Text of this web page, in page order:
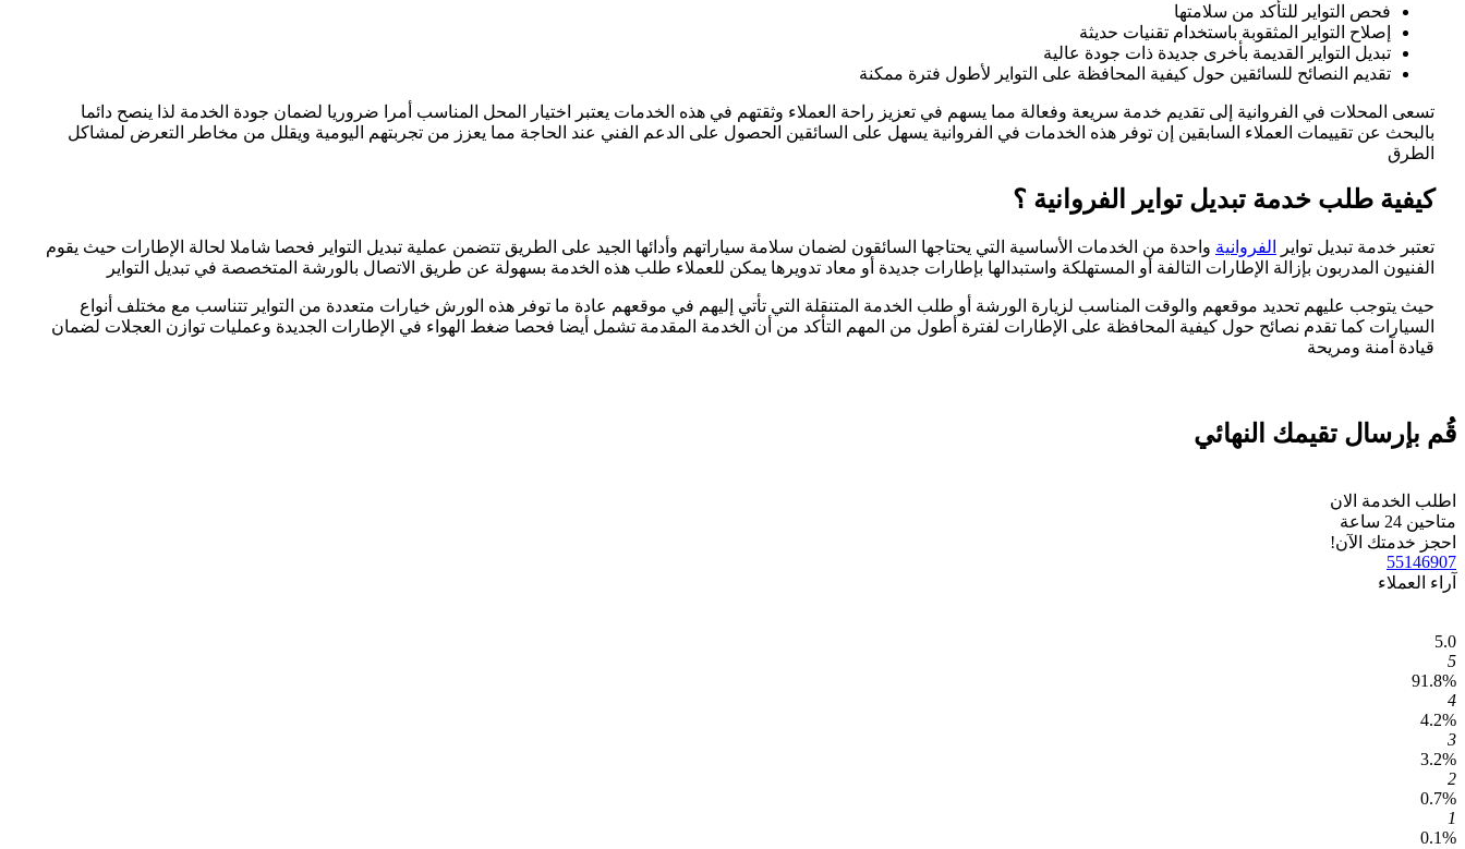
فحص التواير للتأكد من سلامتها
إصلاح التواير المثقوبة باستخدام تقنيات حديثة
تبديل التواير القديمة بأخرى جديدة ذات جودة عالية
تقديم النصائح للسائقين حول كيفية المحافظة على التواير لأطول فترة ممكنة
تسعى المحلات في الفروانية إلى تقديم خدمة سريعة وفعالة مما يسهم في تعزيز راحة العملاء وثقتهم في هذه الخدمات يعتبر اختيار المحل المناسب أمرا ضروريا لضمان جودة الخدمة لذا ينصح دائما
بالبحث عن تقييمات العملاء السابقين إن توفر هذه الخدمات في الفروانية يسهل على السائقين الحصول على الدعم الفني عند الحاجة مما يعزز من تجربتهم اليومية ويقلل من مخاطر التعرض لمشاكل
الطرق
كيفية طلب خدمة تبديل تواير الفروانية ؟
تعتبر خدمة تبديل تواير الفروانية واحدة من الخدمات الأساسية التي يحتاجها السائقون لضمان سلامة سياراتهم وأدائها الجيد على الطريق تتضمن عملية تبديل التواير فحصا شاملا لحالة الإطارات حيث يقوم
الفنيون المدربون بإزالة الإطارات التالفة أو المستهلكة واستبدالها بإطارات جديدة أو معاد تدويرها يمكن للعملاء طلب هذه الخدمة بسهولة عن طريق الاتصال بالورشة المتخصصة في تبديل التواير
حيث يتوجب عليهم تحديد موقعهم والوقت المناسب لزيارة الورشة أو طلب الخدمة المتنقلة التي تأتي إليهم في موقعهم عادة ما توفر هذه الورش خيارات متعددة من التواير تتناسب مع مختلف أنواع
السيارات كما تقدم نصائح حول كيفية المحافظة على الإطارات لفترة أطول من المهم التأكد من أن الخدمة المقدمة تشمل أيضا فحصا ضغط الهواء في الإطارات الجديدة وعمليات توازن العجلات لضمان
قيادة آمنة ومريحة
قُم بإرسال تقيمك النهائي
اطلب الخدمة الان
متاحين 24 ساعة
احجز خدمتك الآن!
55146907
آراء العملاء
5.0
5
91.8%
4
4.2%
3
3.2%
2
0.7%
1
0.1%